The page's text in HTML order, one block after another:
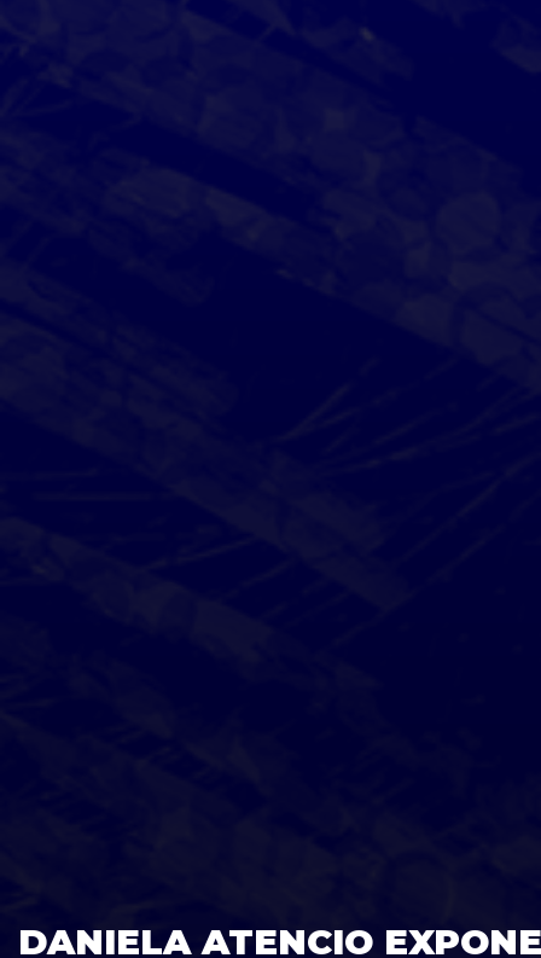
DANIELA ATENCIO EXPONE